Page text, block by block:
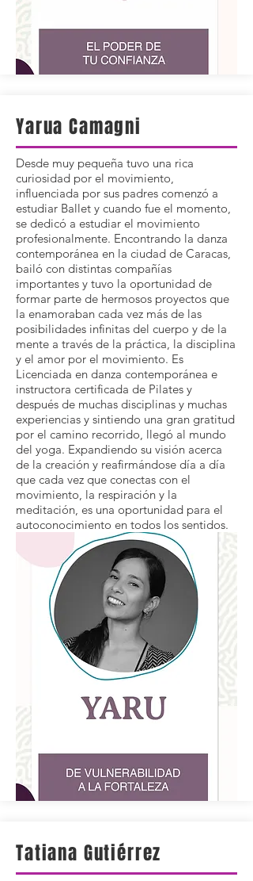
Yarua Camagni
Desde muy pequeña tuvo una rica
curiosidad por el movimiento,
influenciada por sus padres comenzó a
estudiar Ballet y cuando fue el momento,
se dedicó a estudiar el movimiento
profesionalmente. Encontrando la danza
contemporánea en la ciudad de Caracas,
bailó con distintas compañías
importantes y tuvo la oportunidad de
formar parte de hermosos proyectos que
la enamoraban cada vez más de las
posibilidades infinitas del cuerpo y de la
mente a través de la práctica, la disciplina
y el amor por el movimiento. Es
Licenciada en danza contemporánea e
instructora certificada de Pilates y
después de muchas disciplinas y muchas
experiencias y sintiendo una gran gratitud
por el camino recorrido, llegó al mundo
del yoga. Expandiendo su visión acerca
de la creación y reafirmándose día a día
que cada vez que conectas con el
movimiento, la respiración y la
meditación, es una oportunidad para el
autoconocimiento en todos los sentidos.
Tatiana Gutiérrez